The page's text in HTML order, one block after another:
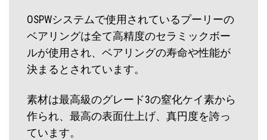
OSPWシステムで使用されているプーリーの
ベアリングは全て高精度のセラミックボー
ルが使用され、ベアリングの寿命や性能が
決まるとされています。
素材は最高級のグレード3の窒化ケイ素から
作られ、最高の表面仕上げ、真円度を誇っ
ています。